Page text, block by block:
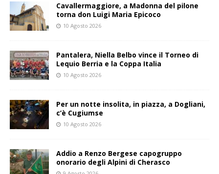
Cavallermaggiore, a Madonna del pilone
torna don Luigi Maria Epicoco
10 Agosto 2026
Pantalera, Niella Belbo vince il Torneo di
Lequio Berria e la Coppa Italia
10 Agosto 2026
Per un notte insolita, in piazza, a Dogliani,
c’è Cugiumse
10 Agosto 2026
Addio a Renzo Bergese capogruppo
onorario degli Alpini di Cherasco